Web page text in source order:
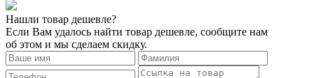
Нашли товар дешевле?
Если Вам удалось найти товар дешевле, сообщите нам
об этом и мы сделаем скидку.